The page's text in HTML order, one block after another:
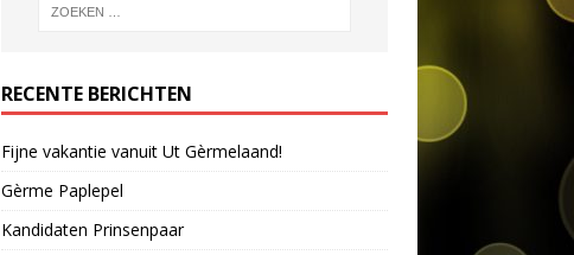
RECENTE BERICHTEN
Fijne vakantie vanuit Ut Gèrmelaand!
Gèrme Paplepel
Kandidaten Prinsenpaar